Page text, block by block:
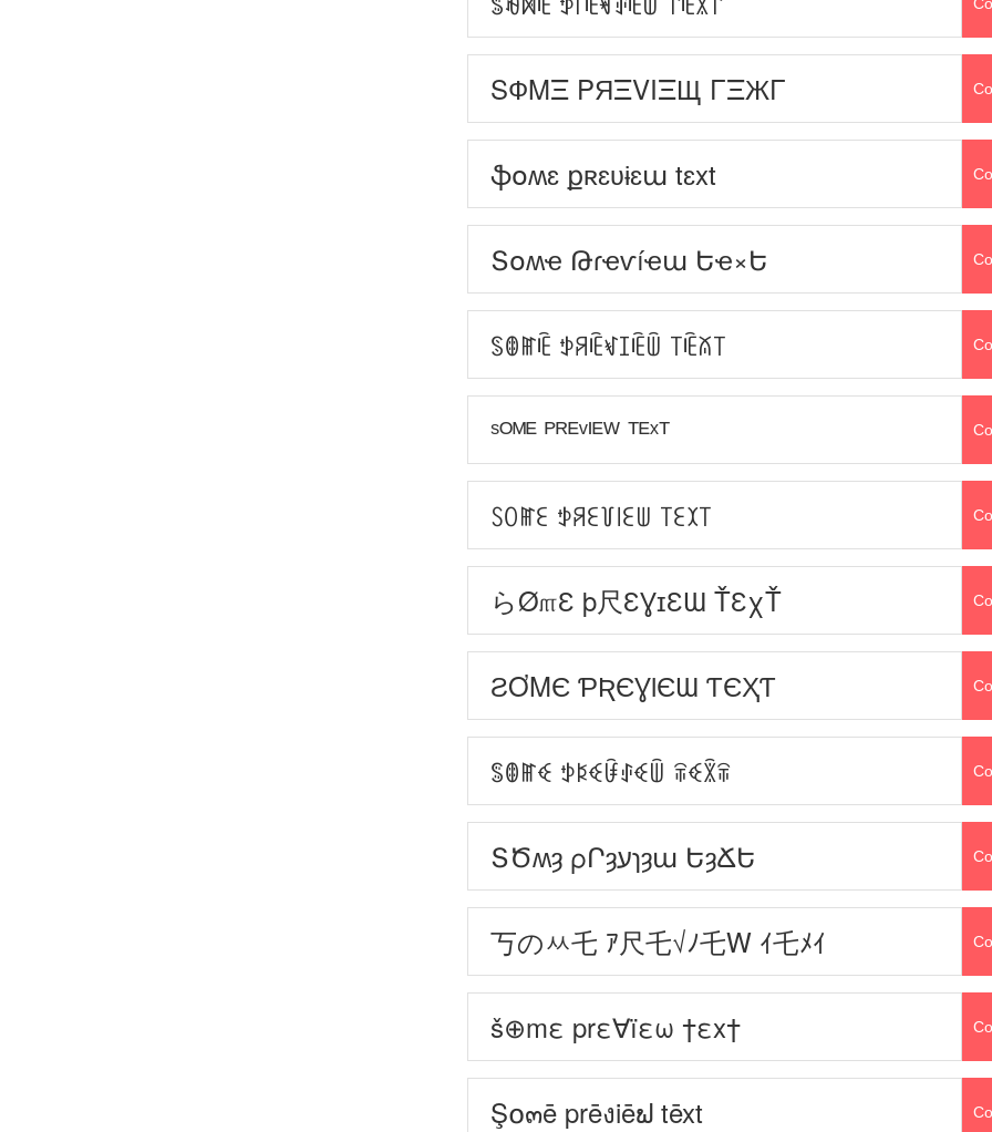
SФMΞ PЯΞVIΞЩ ΓΞЖΓ
ֆօʍɛ քʀɛʋɨɛա tɛxt
Տօʍҽ Թɾҽѵíҽա Եҽ×Ե
ꌗꂦꂵꍟ ꉣꋪꍟꃴꀤꍟꅏ ꓄ꍟꊼ꓄
ˢᴼᴹᴱ ᴾᴿᴱᵛᴵᴱᵂ ᵀᴱˣᵀ
ꇙꄲꂵꏂ ꉣꋪꏂ꒦꒐ꏂꅐ ꓄ꏂꉧ꓄
らØ௱Ɛ þ尺ƐƔɪƐƜ ŤƐχŤ
ƧƠMЄ ƤƦЄƔƖЄƜ ƬЄҲƬ
ꌚꂦꂵꈼ ꉣꌅꈼꀰꂑꈼꅏ ꋖꈼꇒꋖ
ՏԾʍȝ ρՐȝעɿȝա ԵȝՃԵ
丂のㅆ乇 ｱ尺乇√ﾉ乇W ｲ乇ﾒｲ
š⊕mε prε∀ïεω †εx†
Ş໐๓ē prēงiēຟ tēxt